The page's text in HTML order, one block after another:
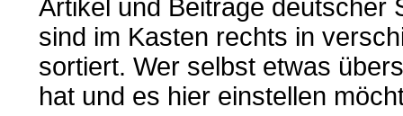
Artikel und Beiträge deutscher
sind im Kasten rechts in
sortiert. Wer selbst etwas
hat und es hier einstellen